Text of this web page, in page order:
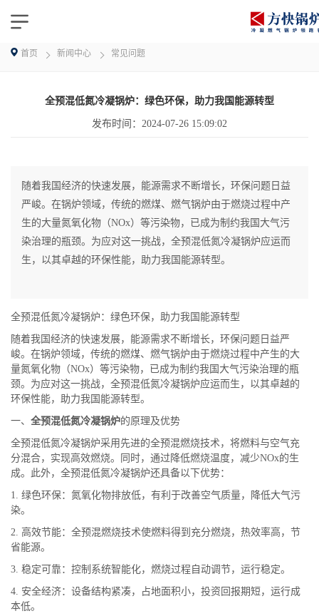
首页 新闻中心 常见问题
全预混低氮冷凝锅炉：绿色环保，助力我国能源转型
发布时间： 2024-07-26 15:09:02
随着我国经济的快速发展，能源需求不断增长，环保问题日益
严峻。在锅炉领域，传统的燃煤、燃气锅炉由于燃烧过程中产
生的大量氮氧化物（NOx）等污染物，已成为制约我国大气污
染治理的瓶颈。为应对这一挑战，全预混低氮冷凝锅炉应运而
生，以其卓越的环保性能，助力我国能源转型。
全预混低氮冷凝锅炉：绿色环保，助力我国能源转型
随着我国经济的快速发展，能源需求不断增长，环保问题日益严
峻。在锅炉领域，传统的燃煤、燃气锅炉由于燃烧过程中产生的大
量氮氧化物（NOx）等污染物，已成为制约我国大气污染治理的瓶
颈。为应对这一挑战，全预混低氮冷凝锅炉应运而生，以其卓越的
环保性能，助力我国能源转型。
一、 全预混低氮冷凝锅炉的原理及优势
全预混低氮冷凝锅炉采用先进的全预混燃烧技术，将燃料与空气充
分混合，实现高效燃烧。同时，通过降低燃烧温度，减少NOx的生
成。此外，全预混低氮冷凝锅炉还具备以下优势：
1. 绿色环保：氮氧化物排放低，有利于改善空气质量，降低大气污
染。
2. 高效节能：全预混燃烧技术使燃料得到充分燃烧，热效率高，节
省能源。
3. 稳定可靠：控制系统智能化，燃烧过程自动调节，运行稳定。
4. 安全经济：设备结构紧凑，占地面积小，投资回报期短，运行成
本低。